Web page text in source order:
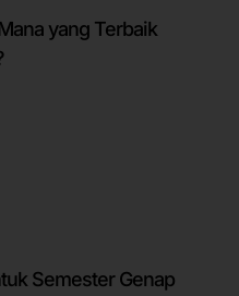
yang Terbaik
Semester Genap